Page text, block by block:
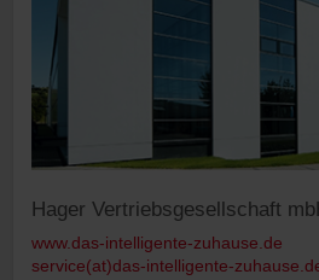
Hager Vertriebsgesellschaft
www.das-intelligente-zuhause.de
service(at)das-intelligente-